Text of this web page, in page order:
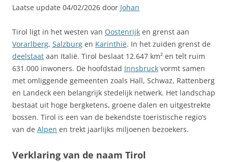
Laatse update 04/02/2026 door Johan
Tirol ligt in het westen van Oostenrijk en grenst aan
Vorarlberg, Salzburg en Karinthië. In het zuiden grenst de
deelstaat aan Italië. Tirol beslaat 12.647 km² en telt ruim
631.000 inwoners. De hoofdstad Innsbruck vormt samen
met omliggende gemeenten zoals Hall, Schwaz, Rattenberg
en Landeck een belangrijk stedelijk netwerk. Het landschap
bestaat uit hoge bergketens, groene dalen en uitgestrekte
bossen. Tirol is een van de bekendste toeristische regio’s
van de Alpen en trekt jaarlijks miljoenen bezoekers.
Verklaring van de naam Tirol